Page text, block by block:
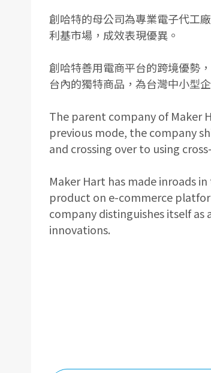
創哈特的母公司為專業電子代工
利基市場，成效表現優異。
創哈特善用電商平台的跨境優勢
台內的獨特商品，為台灣中小型
The parent company of Maker
previous mode, the company
and crossing over to using
Maker Hart has made inroads
product on e-commerce
company distinguishes itself
innovations.